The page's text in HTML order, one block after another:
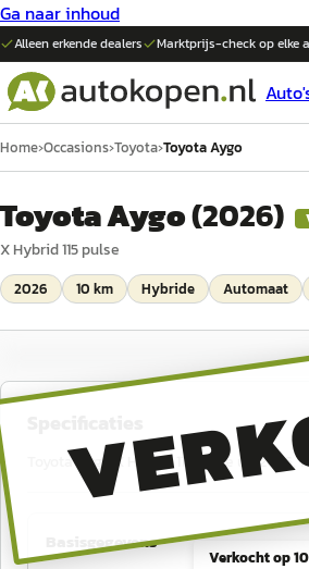
Ga naar inhoud
Alleen erkende dealers Marktprijs-check op elke
Home›Occasions›Toyota›Toyota Aygo
Toyota Aygo(2026)
X Hybrid 115 pulse
2026 10 km Hybride Automaat
Verkocht op
Toyota Aygo X Hybrid 115 pulse uit
Basisgegevens